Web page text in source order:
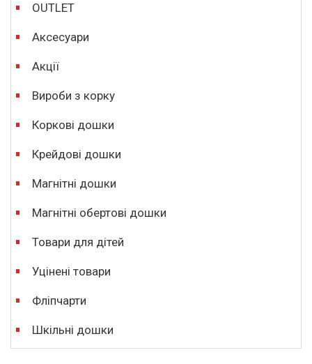
OUTLET
Аксесуари
Акції
Вироби з корку
Коркові дошки
Крейдові дошки
Магнітні дошки
Магнітні обертові дошки
Товари для дітей
Уцінені товари
Фліпчарти
Шкільні дошки